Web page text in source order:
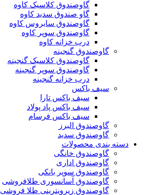
گاوصندوق کلاسیک کاوه
گاو صندوق سدید کاوه
گاوصندوق سایروس کاوه
گاوصندوق سوپر کاوه
درب خزانه کاوه
گاوصندوق گنجینه
گاوصندوق کلاسیک گنجینه
گاوصندوق سوپر گنجینه
درب خزانه گنجینه
سیف باکس
سیف باکس تارا
سیف باکس پاد پولاد
سیف باکس فرسام
گاوصندوق البرز
گاوصندوق سدید
دسته بندی محصولات
گاوصندوق خانگی
گاوصندوق اداری
گاوصندوق سوپر بانکی
گاوصندوق آسانسوری طلافروشی
گاوصندوق زیرویترینی طلا فروشی